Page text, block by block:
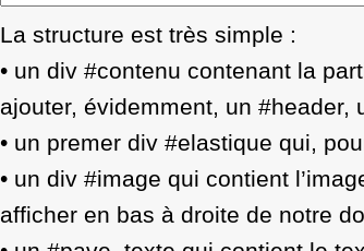
La structure est très simple :
• un div #contenu contenant la
ajouter, évidemment, un #header,
• un premer div #elastique qui,
• un div #image qui contient
afficher en bas à droite de notre